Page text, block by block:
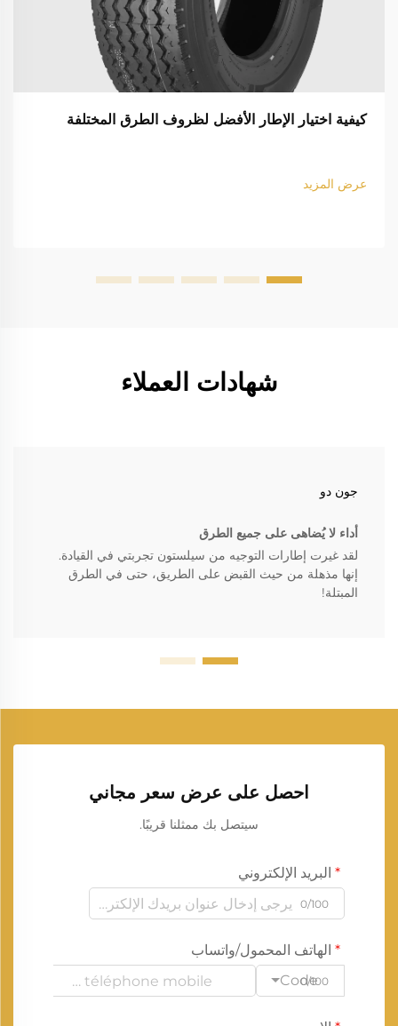
كيفية اختيار الإطار الأفضل لظروف الطرق المختلفة
عرض المزيد
شهادات العملاء
جون دو
أداء لا يُضاهى على جميع الطرق
لقد غيرت إطارات التوجيه من سيلستون تجربتي في القيادة.
إنها مذهلة من حيث القبض على الطريق، حتى في الطرق
المبتلة!
احصل على عرض سعر مجاني
سيتصل بك ممثلنا قريبًا.
البريد الإلكتروني
0/100
الهاتف المحمول/واتساب
Code
0/100